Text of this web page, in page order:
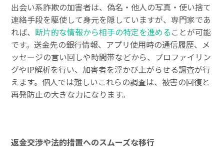
出会い系詐欺の加害者は、偽名・他人の写真・使い捨て
連絡手段を駆使して身元を隠していますが、専門家であ
れば、 断片的な情報から相手の特定を進める ことが可能
です。送金先の銀行情報、アプリ使用時の通信履歴、メ
ッセージの言い回しや時間帯などから、プロファイリン
グやIP解析を行い、加害者を浮かび上がらせる調査が行
えます。個人では難しいこれらの調査は、被害の回復と
再発防止の大きな力になります。
返金交渉や法的措置へのスムーズな移行